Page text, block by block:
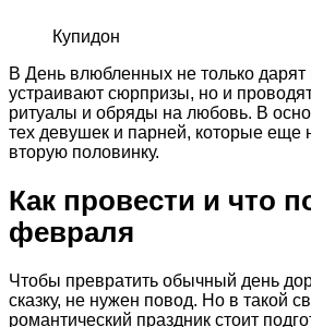
Купидон
В День влюбленных не только дарят
устраивают сюрпризы, но и
ритуалы и обряды на любовь. В
тех девушек и парней, которые еще
вторую половинку.
Как провести и что
февраля
Чтобы превратить обычный день
сказку, не нужен повод. Но в такой
романтический праздник стоит